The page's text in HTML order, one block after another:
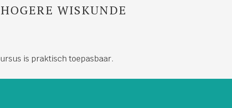
WISKUNDE
is praktisch toepasbaar.